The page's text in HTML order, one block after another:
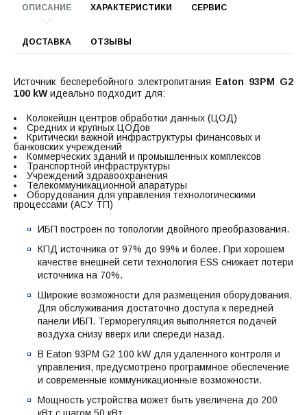
ОПИСАНИЕ ХАРАКТЕРИСТИКИ СЕРВИС
ДОСТАВКА ОТЗЫВЫ
Источник бесперебойного электропитания Eaton 93PM G2
100 kW идеально подходит для:
Колокейшн центров обработки данных (ЦОД)
Средних и крупных ЦОДов
Критически важной инфраструктуры финансовых и
банковских учреждений
Коммерческих зданий и промышленных комплексов
Транспортной инфраструктуры
Учреждений здравоохранения
Телекоммуникационной апаратуры
Оборудования для управления технологическими
процессами (АСУ ТП)
ИБП построен по топологии двойного преобразования.
КПД источника от 97% до 99% и более. При хорошем
качестве внешней сети технология ESS снижает потери
источника на 70%.
Широкие возможности для размещения оборудования.
Для обслуживания достаточно доступа к передней
панели ИБП. Терморегуляция выполняется подачей
воздуха снизу вверх или спереди назад.
В Eaton 93PM G2 100 kW для удаленного контроля и
управления, предусмотрено программное обеспечение
и современные коммуникационные возможности.
Мощность устройства может быть увеличена до 200